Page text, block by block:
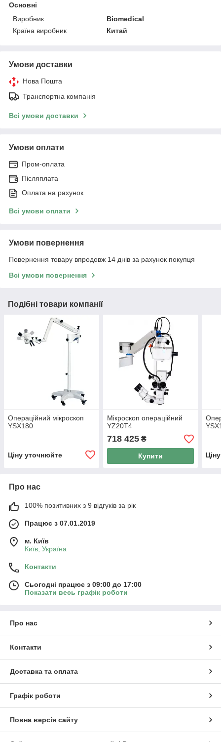
Основні
Виробник
Biomedical
Країна виробник
Китай
Умови доставки
Нова Пошта
Транспортна компанія
Всі умови доставки
Умови оплати
Пром-оплата
Післяплата
Оплата на рахунок
Всі умови оплати
Умови повернення
Повернення товару впродовж 14 днів за рахунок покупця
Всі умови повернення
Подібні товари компанії
Операційний мікроскоп
YSX180
Ціну уточнюйте
Мікроскоп операційний
YZ20T4
718 425₴
Купити
Про нас
100% позитивних з 9 відгуків за рік
Працює з 07.01.2019
м. Київ
Київ, Україна
Контакти
Сьогодні працює з 09:00 до 17:00
Показати весь графік роботи
Про нас
Контакти
Доставка та оплата
Графік роботи
Повна версія сайту